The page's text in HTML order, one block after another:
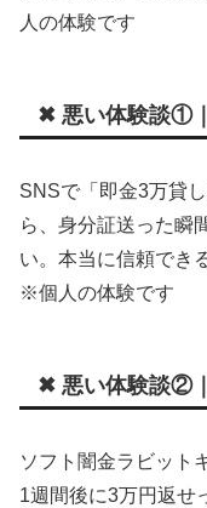
人の体験です
✖ 悪い体験談①
SNSで「即金3万貸
ら、身分証送った瞬
い。本当に信頼でき
※個人の体験です
✖ 悪い体験談②
ソフト闇金ラビット
1週間後に3万円返せ